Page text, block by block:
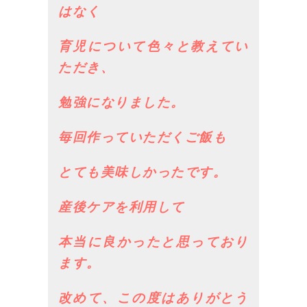
はなく
育児について色々と教えてい
ただき、
勉強になりました。
毎回作っていただくご飯も
とても美味しかったです。
産後ケアを利用して
本当に良かったと思っており
ます。
改めて、この度はありがとう